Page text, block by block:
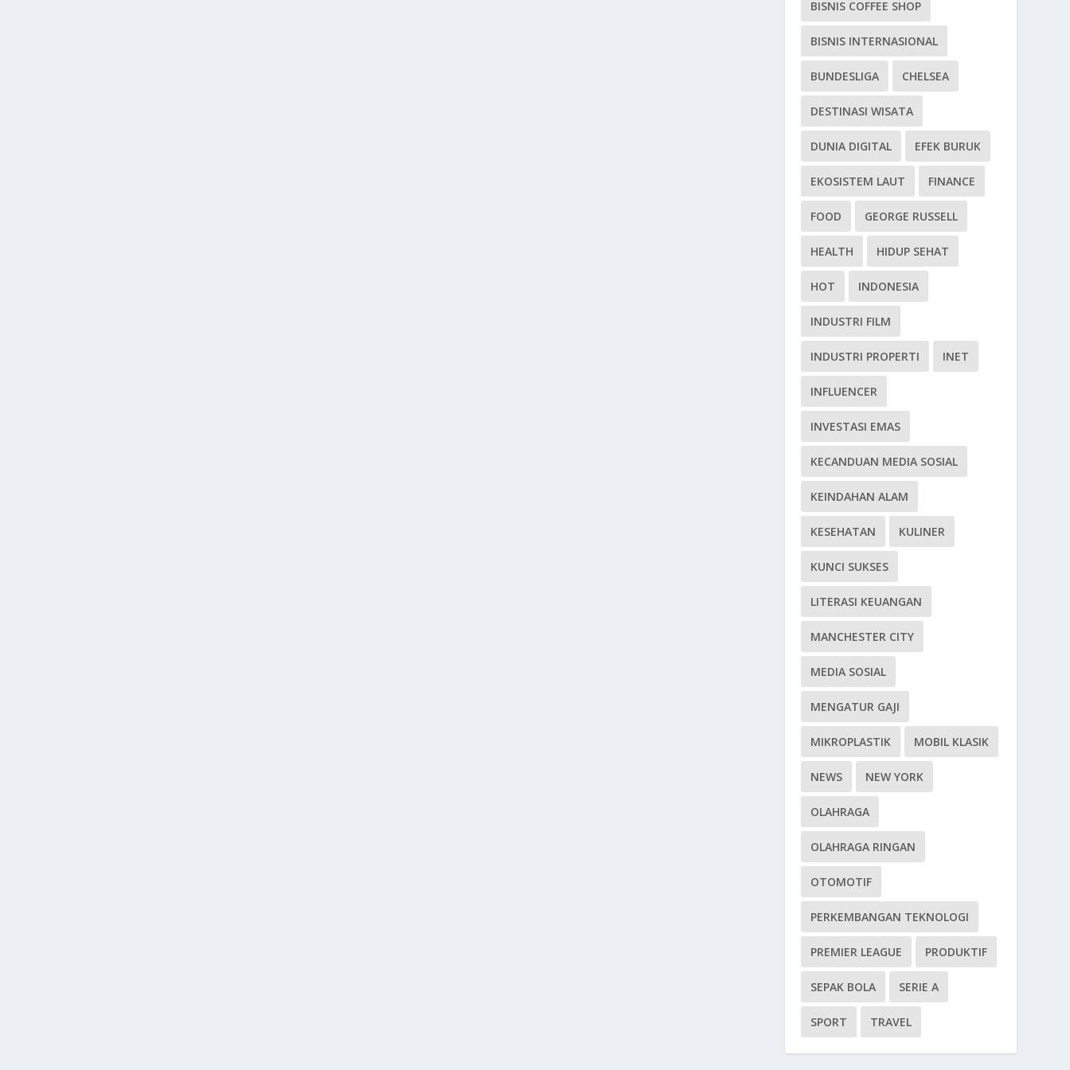
BISNIS COFFEE SHOP
BISNIS INTERNASIONAL
BUNDESLIGA CHELSEA
DESTINASI WISATA
DUNIA DIGITAL EFEK BURUK
EKOSISTEM LAUT FINANCE
FOOD GEORGE RUSSELL
HEALTH HIDUP SEHAT
HOT INDONESIA
INDUSTRI FILM
INDUSTRI PROPERTI INET
INFLUENCER
INVESTASI EMAS
KECANDUAN MEDIA SOSIAL
KEINDAHAN ALAM
KESEHATAN KULINER
KUNCI SUKSES
LITERASI KEUANGAN
MANCHESTER CITY
MEDIA SOSIAL
MENGATUR GAJI
MIKROPLASTIK MOBIL KLASIK
NEWS NEW YORK
OLAHRAGA
OLAHRAGA RINGAN
OTOMOTIF
PERKEMBANGAN TEKNOLOGI
PREMIER LEAGUE PRODUKTIF
SEPAK BOLA SERIE A
SPORT TRAVEL